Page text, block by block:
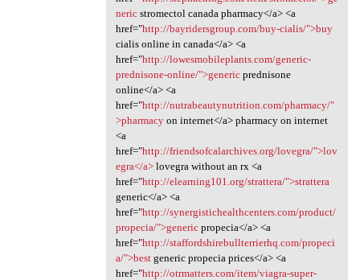
nericstromectol canada pharmacy</a> <a
href="http://bayridersgroup.com/buy-cialis/">buy
cialis online in canada</a> <a
href="http://lowesmobileplants.com/generic-
prednisone-online/">genericprednisone
online</a> <a
href="http://nutrabeautynutrition.com/pharmacy/"
>pharmacyon internet</a> pharmacy on internet
<a
href="http://friendsofcalarchives.org/lovegra/">lov
egra</a>lovegra without an rx <a
href="http://elearning101.org/strattera/">strattera
generic</a> <a
href="http://synergistichealthcenters.com/product/
propecia/">genericpropecia</a> <a
href="http://staffordshirebullterrierhq.com/propeci
a/">bestgeneric propecia prices</a> <a
href="http://otrmatters.com/item/viagra-super-